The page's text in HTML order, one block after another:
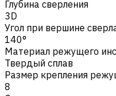
Глубина сверления
3D
Угол при вершине
140°
Материал режущего
Твердый сплав
Размер крепления
8